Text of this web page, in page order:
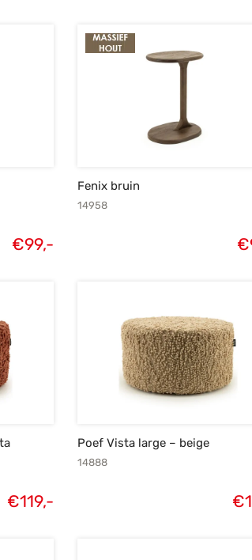
€99,-
Fenix bruin
14958
€
€119,-
Poef Vista large – beige
14888
€